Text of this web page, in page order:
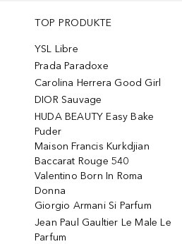
TOP PRODUKTE
YSL Libre
Prada Paradoxe
Carolina Herrera Good Girl
DIOR Sauvage
HUDA BEAUTY Easy Bake
Puder
Maison Francis Kurkdjian
Baccarat Rouge 540
Valentino Born In Roma
Donna
Giorgio Armani Si Parfum
Jean Paul Gaultier Le Male Le
Parfum